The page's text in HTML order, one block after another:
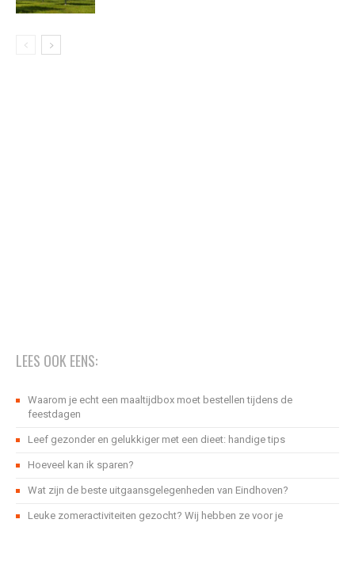
LEES OOK EENS:
Waarom je echt een maaltijdbox moet bestellen tijdens de
feestdagen
Leef gezonder en gelukkiger met een dieet: handige tips
Hoeveel kan ik sparen?
Wat zijn de beste uitgaansgelegenheden van Eindhoven?
Leuke zomeractiviteiten gezocht? Wij hebben ze voor je